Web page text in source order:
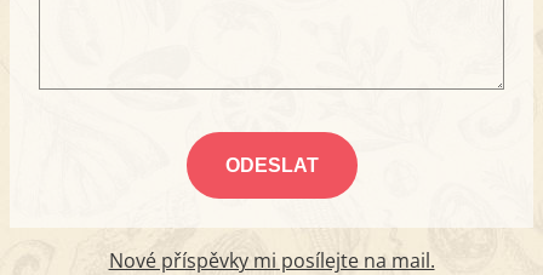
Nové příspěvky mi posílejte na mail.